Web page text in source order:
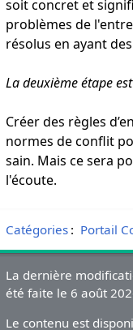
soit concret et
problèmes de
résolus en ayant
La deuxième étape
Créer des règles
normes de conflit
sain. Mais ce sera
l'écoute.
Catégories: Portail
La dernière
été faite le 6 août
Le contenu est